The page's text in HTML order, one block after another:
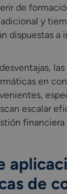
de
y
dispuestas a
en
escalar
financiera
de